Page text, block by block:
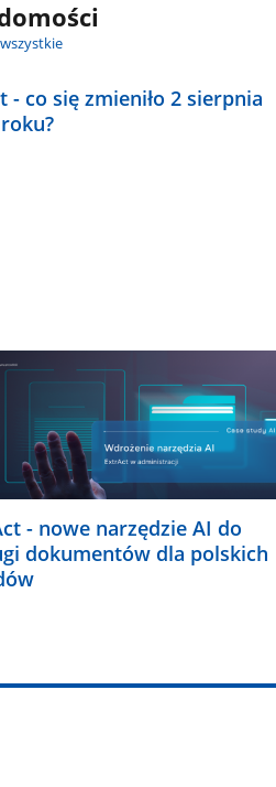
- co się zmieniło 2 sierpnia
- nowe narzędzie AI do
dokumentów dla polskich